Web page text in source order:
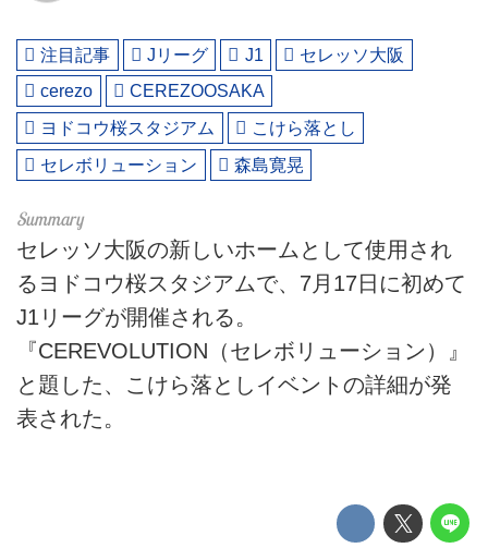
注目記事 Jリーグ J1
セレッソ大阪
cerezo
CEREZOOSAKA
ヨドコウ桜スタジアム
こけら落とし
セレボリューション
森島寛晃
セレッソ大阪の新しいホームとして使用され
るヨドコウ桜スタジアムで、7月17日に初めて
J1リーグが開催される。
『CEREVOLUTION（セレボリューション）』
と題した、こけら落としイベントの詳細が発
表された。